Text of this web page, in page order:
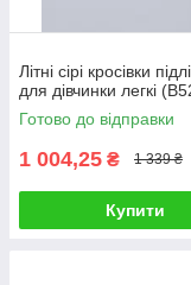
Літні сірі кросівки
для дівчинки легкі
Готово до відправки
1 004,25 ₴ 1 339 ₴
Купити